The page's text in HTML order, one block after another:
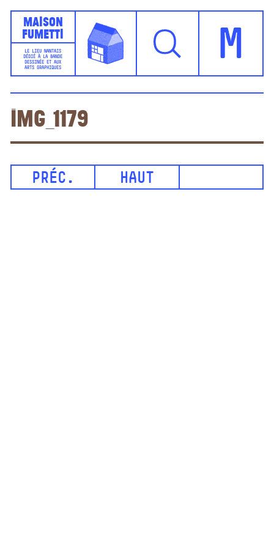
Maison
Fumetti
LE LIEU NANTAIS
DÉDIÉ À LA BANDE
DESSINÉE ET AUX
ARTS GRAPHIQUES
M
IMG_1179
PRÉC. HAUT